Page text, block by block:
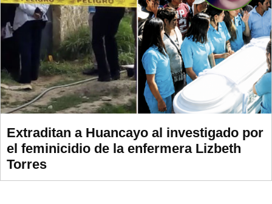
Extraditan a Huancayo al investigado por
el feminicidio de la enfermera Lizbeth
Torres